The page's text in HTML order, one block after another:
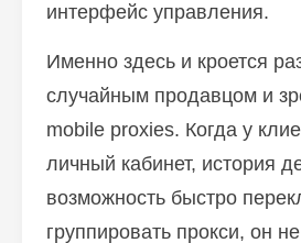
интерфейс управления.
Именно здесь и кроется
случайным продавцом и
mobile proxies. Когда у
личный кабинет, история
возможность быстро
группировать прокси, он